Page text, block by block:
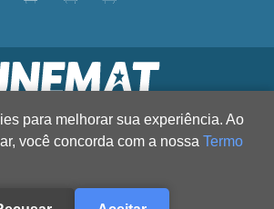
para melhorar sua experiência. Ao
você concorda com a nossa Termo